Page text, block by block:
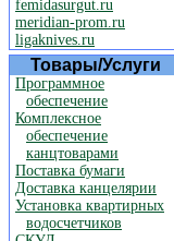
femidasurgut.ru
meridian-prom.ru
ligaknives.ru
Товары/Услуги
Программное
обеспечение
Комплексное
обеспечение
канцтоварами
Поставка бумаги
Доставка канцелярии
Установка квартирных
водосчетчиков